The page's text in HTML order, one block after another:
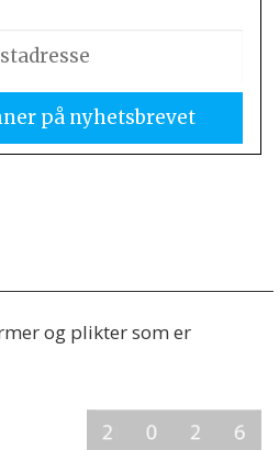
og plikter som er